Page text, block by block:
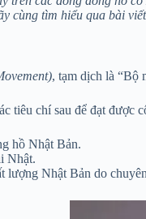
cùng tìm hiểu qua bài
, tạm dịch là “Bộ
tiêu chí sau để đạt được
hồ Nhật Bản.
Nhật.
lượng Nhật Bản do